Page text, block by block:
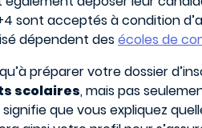
sont acceptés à condition
dépendent desécoles de
préparer votre dossier
scolaires, mais pas
que vous expliquez